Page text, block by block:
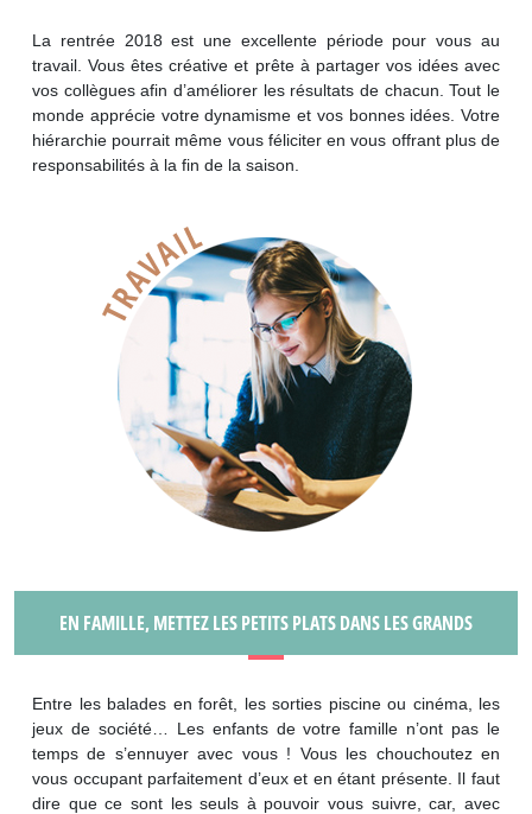
La rentrée 2018 est une excellente période pour vous au
travail. Vous êtes créative et prête à partager vos idées avec
vos collègues afin d’améliorer les résultats de chacun. Tout le
monde apprécie votre dynamisme et vos bonnes idées. Votre
hiérarchie pourrait même vous féliciter en vous offrant plus de
responsabilités à la fin de la saison.
EN FAMILLE, METTEZ LES PETITS PLATS DANS LES GRANDS
Entre les balades en forêt, les sorties piscine ou cinéma, les
jeux de société… Les enfants de votre famille n’ont pas le
temps de s’ennuyer avec vous ! Vous les chouchoutez en
vous occupant parfaitement d’eux et en étant présente. Il faut
dire que ce sont les seuls à pouvoir vous suivre, car, avec